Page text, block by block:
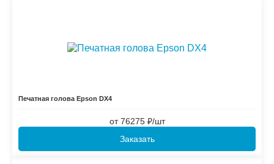
Печатная голова Epson DX4
от76275 ₽/шт
Заказать